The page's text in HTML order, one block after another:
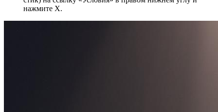
нажмите X.